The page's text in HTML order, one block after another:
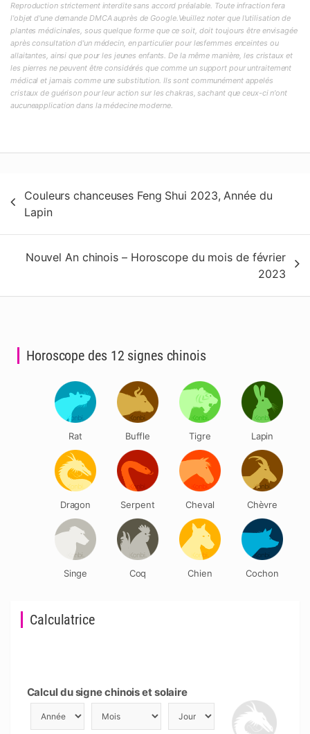
Reproduction strictement interdite sans accord préalable. Toute infraction fera
l'objet d'une demande DMCA auprès de Google.Veuillez noter que l'utilisation de
plantes médicinales, sous quelque forme que ce soit, doit toujours être envisagée
après consultation d'un médecin, en particulier pour lesfemmes enceintes ou
allaitantes, ainsi que pour les jeunes enfants. De la même manière, les cristaux et
les pierres ne peuvent être considérés que comme un support pour untraitement
médical et jamais comme une substitution. Ils sont communément appelés
cristaux de guérison pour leur action sur les chakras, sachant que ceux-ci n'ont
aucuneapplication dans la médecine moderne.
de
l’article
Couleurs chanceuses Feng Shui 2023, Année du
Lapin
Nouvel An chinois – Horoscope du mois de février
2023
Calculatrice
Calcul du signe chinois et solaire
Horoscope des 12 signes chinois
Rat Buffle Tigre Lapin
Dragon Serpent Cheval Chèvre
Singe Coq Chien Cochon